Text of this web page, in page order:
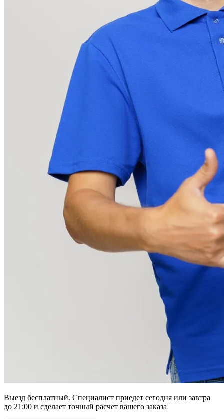
Выезд бесплатный. Специалист приедет сегодня или завтра
до 21:00 и сделает точный расчет вашего заказа